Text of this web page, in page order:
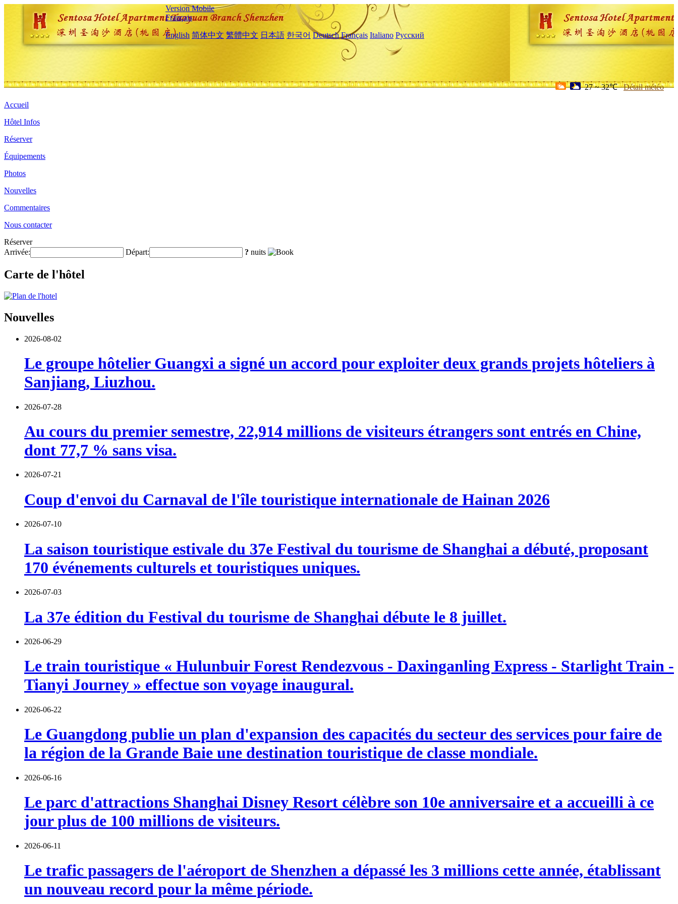
Version Mobile
Français
English 简体中文 繁體中文 日本語 한국어 Deutsch Français Italiano Русский
27 ~ 32℃ Détail météo
Accueil
Hôtel Infos
Réserver
Équipements
Photos
Nouvelles
Commentaires
Nous contacter
Réserver
Arrivée:
Départ: ? nuits
Carte de l'hôtel
Nouvelles
2026-08-02
Le groupe hôtelier Guangxi a signé un accord pour exploiter deux grands projets hôteliers à
Sanjiang, Liuzhou.
2026-07-28
Au cours du premier semestre, 22,914 millions de visiteurs étrangers sont entrés en Chine,
dont 77,7 % sans visa.
2026-07-21
Coup d'envoi du Carnaval de l'île touristique internationale de Hainan 2026
2026-07-10
La saison touristique estivale du 37e Festival du tourisme de Shanghai a débuté, proposant
170 événements culturels et touristiques uniques.
2026-07-03
La 37e édition du Festival du tourisme de Shanghai débute le 8 juillet.
2026-06-29
Le train touristique « Hulunbuir Forest Rendezvous - Daxinganling Express - Starlight Train -
Tianyi Journey » effectue son voyage inaugural.
2026-06-22
Le Guangdong publie un plan d'expansion des capacités du secteur des services pour faire de
la région de la Grande Baie une destination touristique de classe mondiale.
2026-06-16
Le parc d'attractions Shanghai Disney Resort célèbre son 10e anniversaire et a accueilli à ce
jour plus de 100 millions de visiteurs.
2026-06-11
Le trafic passagers de l'aéroport de Shenzhen a dépassé les 3 millions cette année, établissant
un nouveau record pour la même période.